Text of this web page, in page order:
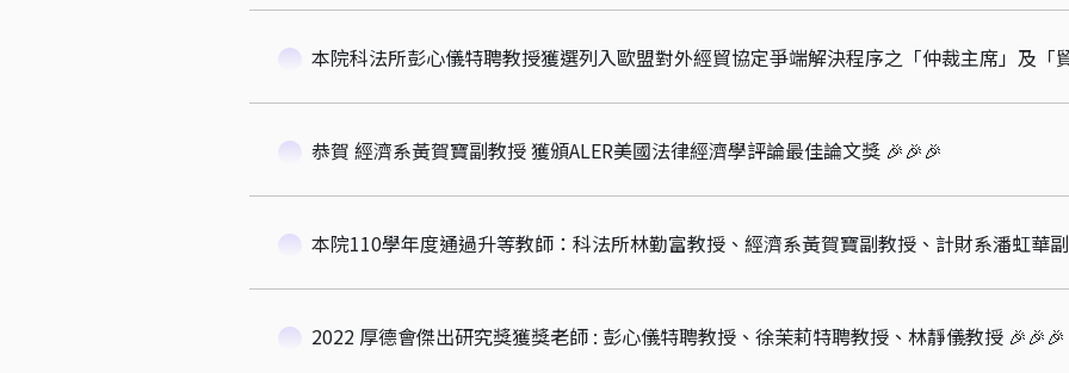
恭賀 經濟系黃賀寶副教授 獲頒ALER美國法律經濟學評論最佳論文獎 🎉🎉🎉
2022 厚德會傑出研究獎獲獎老師 : 彭心儀特聘教授、徐茉莉特聘教授、林靜儀教授 🎉🎉🎉